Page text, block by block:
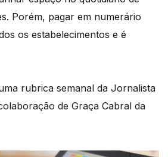
Porém, pagar em numerário
os estabelecimentos e é
rubrica semanal da Jornalista
de Graça Cabral da